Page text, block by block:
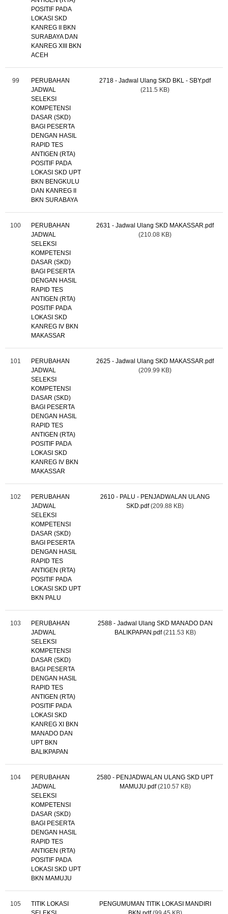
POSITIF PADA
LOKASI SKD
KANREG II BKN
SURABAYA DAN
KANREG XIII BKN
ACEH
99
PERUBAHAN
JADWAL
SELEKSI
KOMPETENSI
DASAR (SKD)
BAGI PESERTA
DENGAN HASIL
RAPID TES
ANTIGEN (RTA)
POSITIF PADA
LOKASI SKD UPT
BKN BENGKULU
DAN KANREG II
BKN SURABAYA
2718 - Jadwal Ulang SKD BKL - SBY.pdf
(211.5 KB)
100
PERUBAHAN
JADWAL
SELEKSI
KOMPETENSI
DASAR (SKD)
BAGI PESERTA
DENGAN HASIL
RAPID TES
ANTIGEN (RTA)
POSITIF PADA
LOKASI SKD
KANREG IV BKN
MAKASSAR
2631 - Jadwal Ulang SKD MAKASSAR.pdf
(210.08 KB)
101
PERUBAHAN
JADWAL
SELEKSI
KOMPETENSI
DASAR (SKD)
BAGI PESERTA
DENGAN HASIL
RAPID TES
ANTIGEN (RTA)
POSITIF PADA
LOKASI SKD
KANREG IV BKN
MAKASSAR
2625 - Jadwal Ulang SKD MAKASSAR.pdf
(209.99 KB)
102
PERUBAHAN
JADWAL
SELEKSI
KOMPETENSI
DASAR (SKD)
BAGI PESERTA
DENGAN HASIL
RAPID TES
ANTIGEN (RTA)
POSITIF PADA
LOKASI SKD UPT
BKN PALU
2610 - PALU - PENJADWALAN ULANG
SKD.pdf (209.88 KB)
103
PERUBAHAN
JADWAL
SELEKSI
KOMPETENSI
DASAR (SKD)
BAGI PESERTA
DENGAN HASIL
RAPID TES
ANTIGEN (RTA)
POSITIF PADA
LOKASI SKD
KANREG XI BKN
MANADO DAN
UPT BKN
BALIKPAPAN
2588 - Jadwal Ulang SKD MANADO DAN
BALIKPAPAN.pdf (211.53 KB)
104
PERUBAHAN
JADWAL
SELEKSI
KOMPETENSI
DASAR (SKD)
BAGI PESERTA
DENGAN HASIL
RAPID TES
ANTIGEN (RTA)
POSITIF PADA
LOKASI SKD UPT
BKN MAMUJU
2580 - PENJADWALAN ULANG SKD UPT
MAMUJU.pdf (210.57 KB)
105
TITIK LOKASI
PENGUMUMAN TITIK LOKASI MANDIRI